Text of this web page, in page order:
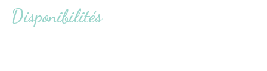
Disponibilités